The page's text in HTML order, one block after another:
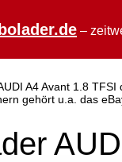
–
A4 Avant 1.8
gehört u.a. das